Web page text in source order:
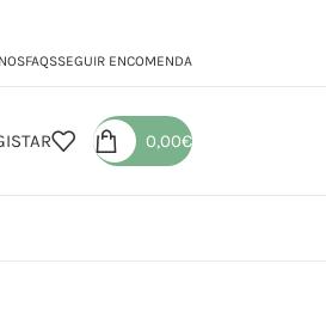
FAQSSEGUIR ENCOMENDA
0,00€